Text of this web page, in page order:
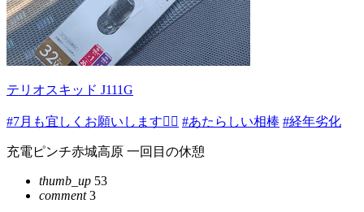
テリオスキッド J111G
#7月も宜しくお願いします🙇‍♂️ #あたらしい相棒 #経年劣化
充電ピンチ赤城高原 一回目の休憩
thumb_up 53
comment3